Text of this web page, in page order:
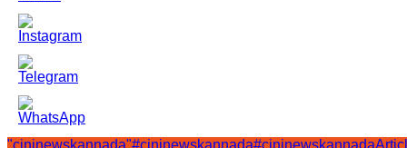
"cininewskannada"#cininewskannada